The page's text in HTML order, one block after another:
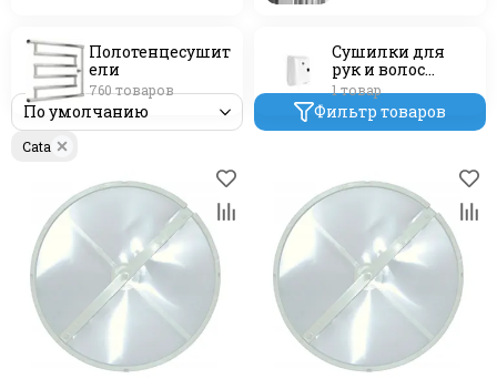
Полотенцесушит
ели
760 товаров
Сушилки для
рук и волос
(Электрополотен
ца) *
1 товар
Фильтр товаров
Cata